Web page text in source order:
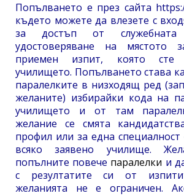
Попълването е през сайта
където можете да влезете с
за достъп от
удостоверяване на мястото
приемен изпит, която сте
училището. Попълването става
паралелките в низходящ ред
желаните) избирайки кода на
училището и от там
желание се смята
профил или за една специалност
всяко заявено училище.
попълните повече паралелки и
с резултатите си от
желанията не е ограничен.